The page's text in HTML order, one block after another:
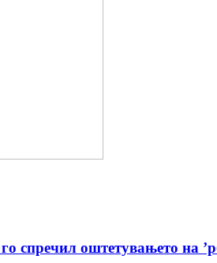
спречил оштетувањето на